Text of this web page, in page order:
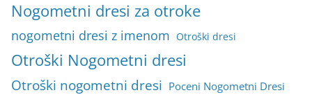
Nogometni dresi za otroke
nogometni dresi z imenom Otroški dresi
Otroški Nogometni dresi
Otroški nogometni dresi Poceni Nogometni Dresi